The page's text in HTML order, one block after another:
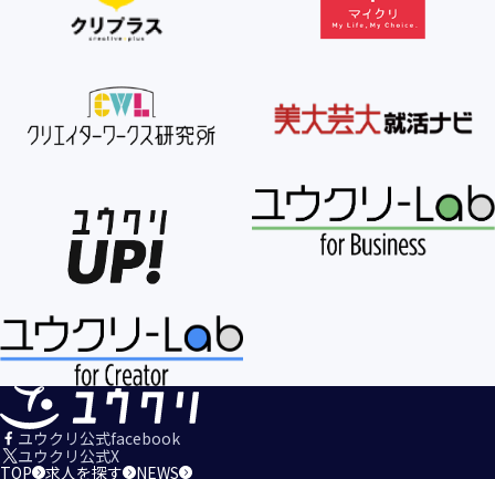
【個人情報の利用目的の公表】
当社は、個人情報を次の利用目的の範囲内で利用すること
第１項及びJISQ15001:2017の附属書A.3.4.2.4に基づき公表し
＜個人情報の利用目的＞
１．当社のサービスを提供するため
２．当社のサービスを安心・安全にご利用いただける環境整
備のため
３．当社のサービスの運営・管理のため
４．当社のサービスに関するご案内、お問い合せ等への対応
５．当社、その他当社のサービスについての調査・データ集
積、改善、研究開発のため
６．当社がおすすめする商品・サービスなどのご案内を送
信・送付するため
７．当社とお客様の間での必要な連絡を行うため
８．当社のサービスに関する当社の規約、ポリシー等（以下
「規約等」といいます。）に違反する行為に対する対応のた
ユウクリ公式facebook
ユウクリ公式X
TOP 求人を探す NEWS